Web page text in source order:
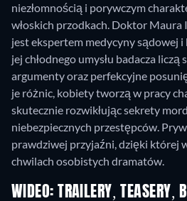
niezłomnością i porywczym
włoskich przodkach. Doktor Maura
jest ekspertem medycyny sądowej i
jej chłodnego umysłu badacza
argumenty oraz perfekcyjne
je różnic, kobiety tworzą w pracy
skutecznie rozwikłując sekrety
niebezpiecznych przestępców.
prawdziwej przyjaźni, dzięki której
chwilach osobistych dramatów.
WIDEO: TRAILERY, TEASERY,